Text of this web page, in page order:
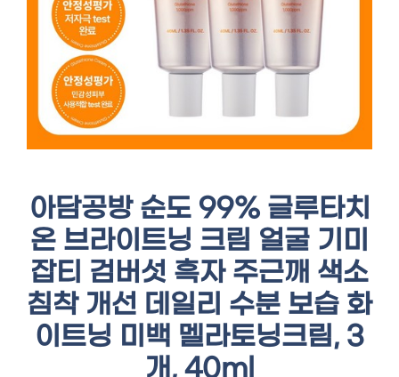
아담공방 순도 99% 글루타치
온 브라이트닝 크림 얼굴 기미
잡티 검버섯 흑자 주근깨 색소
침착 개선 데일리 수분 보습 화
이트닝 미백 멜라토닝크림, 3
개, 40ml